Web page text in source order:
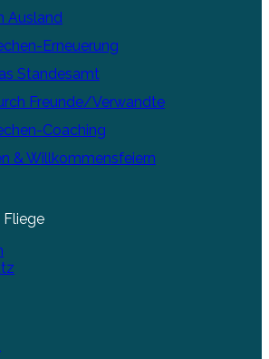
Ausland
Erneuerung
Standesamt
Freunde/Verwandte
Coaching
& Willkommensfeiern